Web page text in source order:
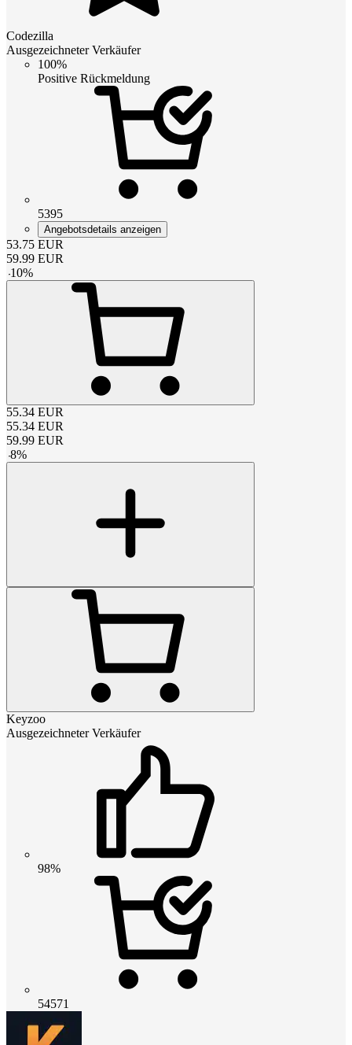
Codezilla
Ausgezeichneter Verkäufer
100%
Positive Rückmeldung
5395
Angebotsdetails anzeigen
53.75 EUR
59.99 EUR
-10%
55.34 EUR
55.34 EUR
59.99 EUR
-8%
Keyzoo
Ausgezeichneter Verkäufer
98%
54571